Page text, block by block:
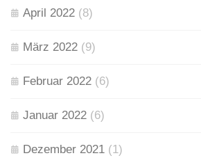
April 2022 (8)
März 2022 (9)
Februar 2022 (6)
Januar 2022 (6)
Dezember 2021 (1)